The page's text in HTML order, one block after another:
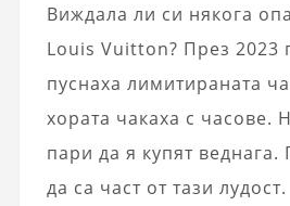
Виждала ли си някога
Louis Vuitton? През 2023
пуснаха лимитираната
хората чакаха с часове.
пари да я купят веднага.
да са част от тази лудост.